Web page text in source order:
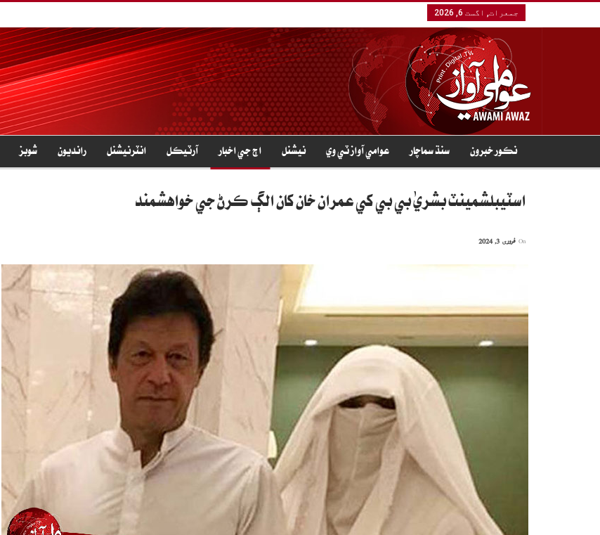
جمعرات, اگست 6, 2026
نڪور خبرون سنڌ سماچار عوامي آواز ٽي وي نيشنل اڄ جي اخبار آرٽيڪل انٽرنيشنل رانديون شوبز
اسٽيبلشمينٽ بشريٰ بي بي کي عمران خان کان الڳ ڪرڻ جي خواهشمند
فروری 3, 2024